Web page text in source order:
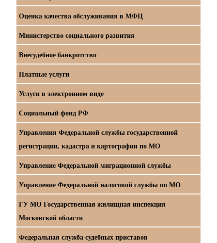
Оценка качества обслуживания в МФЦ
Министерство социального развития
Внесудебное банкротство
Платные услуги
Услуги в электронном виде
Социальный фонд РФ
Управления Федеральной службы государственной
регистрации, кадастра и картографии по МО
Управление Федеральной миграционной службы
Управление Федеральной налоговой службы по МО
ГУ МО Государственная жилищная инспекция
Московской области
Федеральная служба судебных приставов